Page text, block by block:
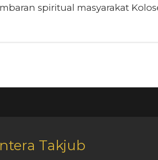
spiritual masyarakat
Takjub